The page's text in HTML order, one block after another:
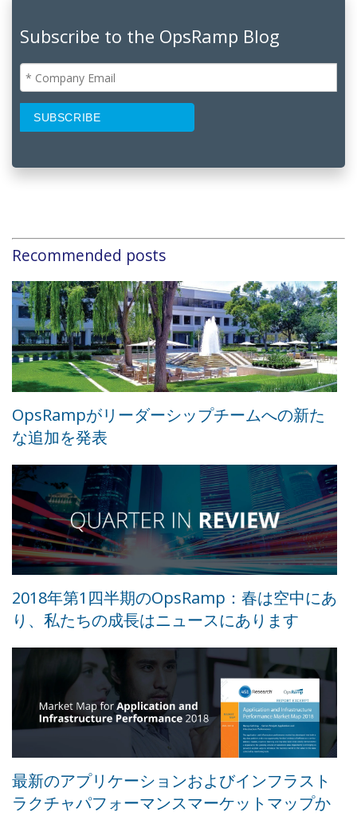
Subscribe to the OpsRamp Blog
Recommended posts
OpsRampがリーダーシップチームへの新た
な追加を発表
2018年第1四半期のOpsRamp：春は空中にあ
り、私たちの成長はニュースにあります
最新のアプリケーションおよびインフラスト
ラクチャパフォーマンスマーケットマップか